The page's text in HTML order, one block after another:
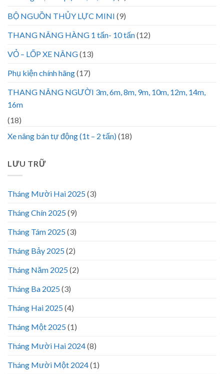
BỘ NGUỒN THỦY LỰC MINI (9)
THANG NÂNG HÀNG 1 tấn- 10 tấn(12)
VỎ – LỐP XE NÂNG(13)
Phụ kiện chính hãng(17)
THANG NÂNG NGƯỜI 3m, 6m, 8m, 9m, 10m, 12m, 14m,
16m
(18)
Xe nâng bán tự động (1t – 2 tấn)(18)
LƯU TRỮ
Tháng Mười Hai 2025(3)
Tháng Chín 2025(9)
Tháng Tám 2025(3)
Tháng Bảy 2025(2)
Tháng Năm 2025(2)
Tháng Ba 2025(3)
Tháng Hai 2025(4)
Tháng Một 2025(1)
Tháng Mười Hai 2024(8)
Tháng Mười Một 2024(1)